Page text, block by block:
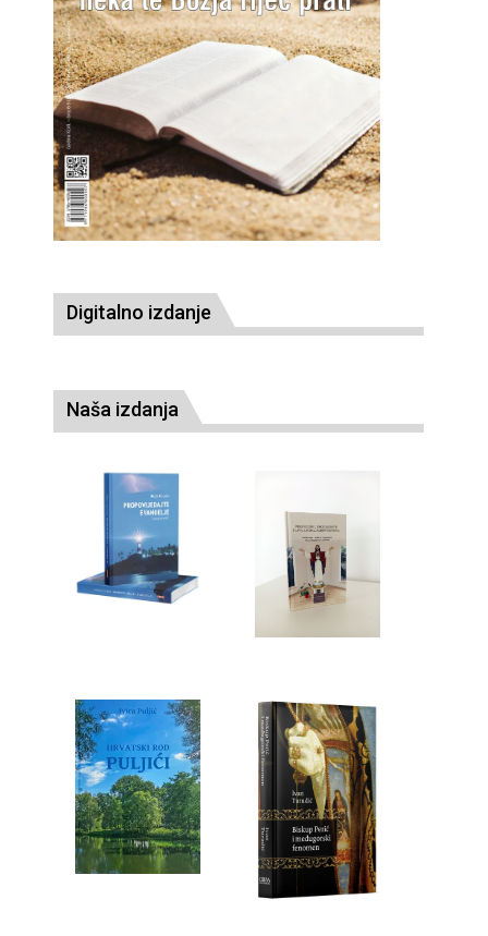
Digitalno izdanje
Naša izdanja